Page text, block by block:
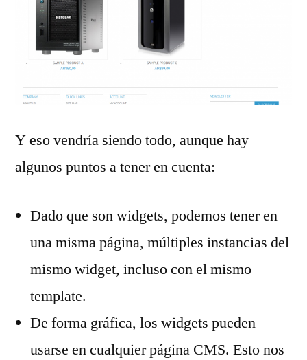
Y eso vendría siendo todo, aunque hay
algunos puntos a tener en cuenta:
Dado que son widgets, podemos tener en
una misma página, múltiples instancias del
mismo widget, incluso con el mismo
template.
De forma gráfica, los widgets pueden
usarse en cualquier página CMS. Esto nos